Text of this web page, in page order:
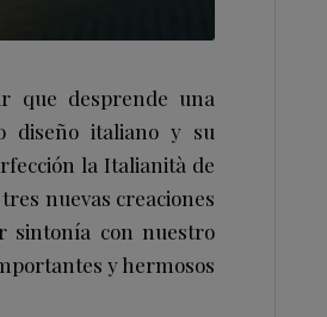
que desprende una
diseño italiano y su
la Italianità de
nuevas creaciones
sintonía con nuestro
y hermosos